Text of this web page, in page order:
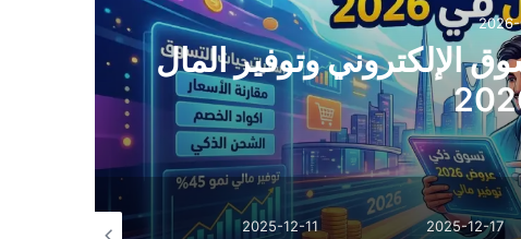
2025-12-18
الاستخدامات والمزايا
والعيوب
2025-12-11
2025-11-26
2025-10-26